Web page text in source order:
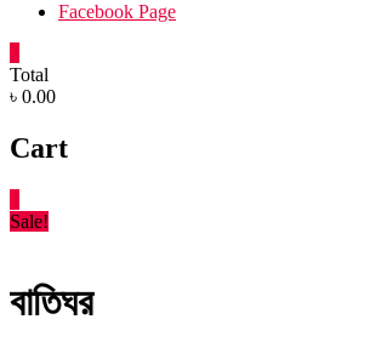
Facebook Page
Total
৳ 0.00
Cart
Sale!
বাতিঘর